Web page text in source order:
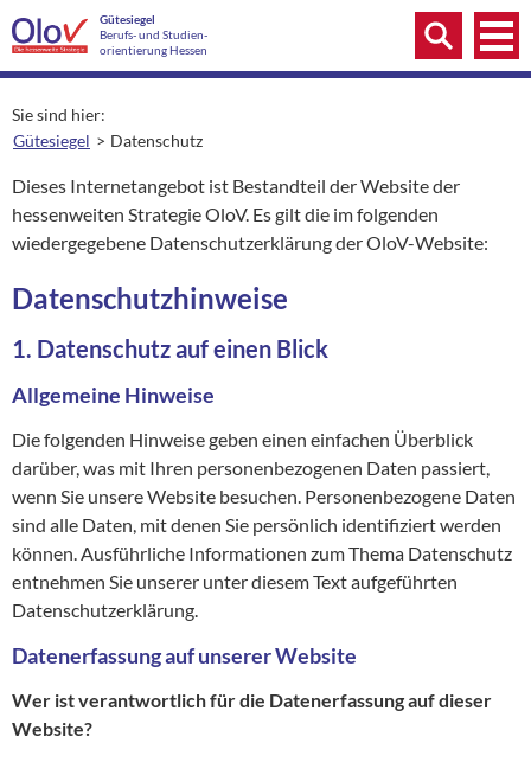
Zum Inhalt springen
Menü
Gütesiegel
Berufs- und Studien­
orientierung Hessen
Menü
Suche
Sie sind hier:
Gütesiegel aktuelle Seite:
Datenschutz
Dieses Internetangebot ist Bestandteil der Website der
hessenweiten Strategie OloV. Es gilt die im folgenden
wiedergegebene Datenschutzerklärung der OloV-Website:
Datenschutzhinweise
1. Datenschutz auf einen Blick
Allgemeine Hinweise
Die folgenden Hinweise geben einen einfachen Überblick
darüber, was mit Ihren personenbezogenen Daten passiert,
wenn Sie unsere Website besuchen. Personenbezogene Daten
sind alle Daten, mit denen Sie persönlich identifiziert werden
können. Ausführliche Informationen zum Thema Datenschutz
entnehmen Sie unserer unter diesem Text aufgeführten
Datenschutzerklärung.
Datenerfassung auf unserer Website
Wer ist verantwortlich für die Datenerfassung auf dieser
Website?